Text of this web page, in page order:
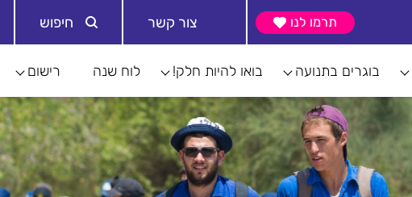
תרמו לנו צור קשר חיפוש
בוגרים בתנועה בואו להיות חלק! לוח שנה רישום